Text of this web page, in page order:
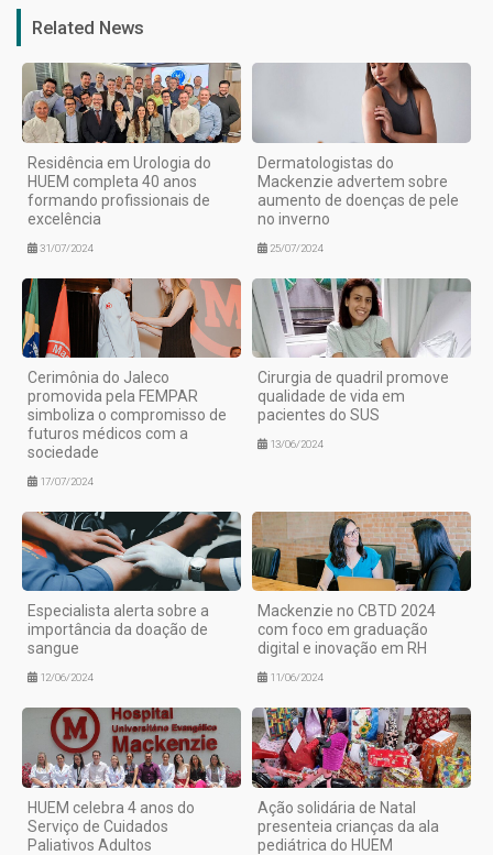
Related News
Residência em Urologia do
HUEM completa 40 anos
formando profissionais de
excelência
31/07/2024
Dermatologistas do
Mackenzie advertem sobre
aumento de doenças de pele
no inverno
25/07/2024
Cerimônia do Jaleco
promovida pela FEMPAR
simboliza o compromisso de
futuros médicos com a
sociedade
17/07/2024
Cirurgia de quadril promove
qualidade de vida em
pacientes do SUS
13/06/2024
Especialista alerta sobre a
importância da doação de
sangue
12/06/2024
Mackenzie no CBTD 2024
com foco em graduação
digital e inovação em RH
11/06/2024
HUEM celebra 4 anos do
Serviço de Cuidados
Paliativos Adultos
Ação solidária de Natal
presenteia crianças da ala
pediátrica do HUEM